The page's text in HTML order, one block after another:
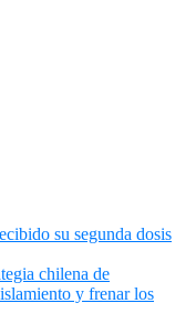
su segunda dosis
chilena de
y frenar los